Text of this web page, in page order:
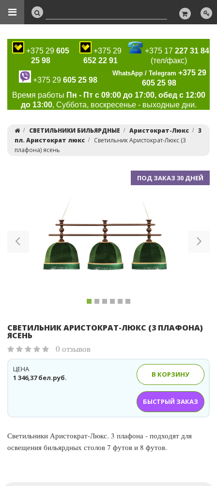
+375 29 605
25 98
+375 29
652 22 91
+375 17227 31 84
(тел/факс)
+375 29 605 25 98
WhatsApp / Telegram +375 29
605 25 98
Время работы Пн - Пт с 09:00 до 17:00, обед с 12:00
до 13:00, Суббота, воскресенье - выходные дни.
СВЕТИЛЬНИКИ БИЛЬЯРДНЫЕ Аристократ-Люкс
3
пл. Аристократ люкс
Светильник Аристократ-Люкс (3
плафона) ясень
ПОД ЗАКАЗ 30 ДНЕЙ
Previous
СВЕТИЛЬНИК АРИСТОКРАТ-ЛЮКС (3 ПЛАФОНА)
ЯСЕНЬ
0 отзывов
1 346,37 бел.руб.
ЦЕНА
В КОРЗИНУ
БЫСТРЫЙ ЗАКАЗ
Светильники Аристократ-Люкс. 3 плафона - подходят для
освещения бильярдных столов 7 футов и 8 футов.